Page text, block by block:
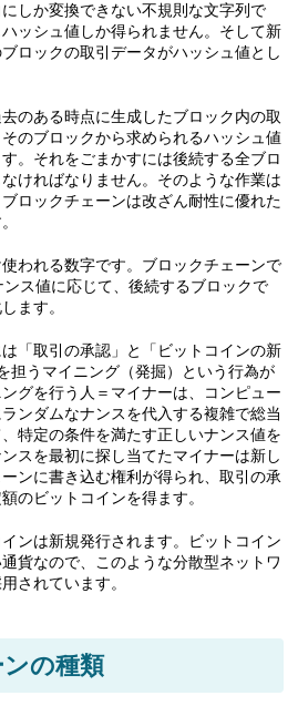
しか変換できない不規則な文字列で
ッシュ値しか得られません。そして新
ロックの取引データがハッシュ値とし
のある時点に生成したブロック内の取
のブロックから求められるハッシュ値
。それをごまかすには後続する全ブロ
ければなりません。そのような作業は
ロックチェーンは改ざん耐性に優れた
われる数字です。ブロックチェーンで
ス値に応じて、後続するブロックで
ます。
「取引の承認」と「ビットコインの新
担うマイニング（発掘）という行為が
グを行う人＝マイナーは、コンピュー
ンダムなナンスを代入する複雑で総当
特定の条件を満たす正しいナンス値を
スを最初に探し当てたマイナーは新し
ンに書き込む権利が得られ、取引の承
のビットコインを得ます。
ンは新規発行されます。ビットコイン
貨なので、このような分散型ネットワ
されています。
の種類